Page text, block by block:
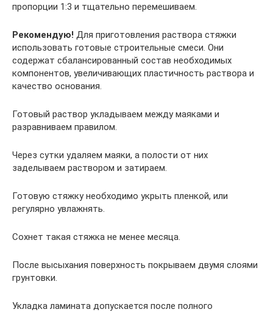
пропорции 1:3 и тщательно перемешиваем.
Рекомендую! Для приготовления раствора стяжки
использовать готовые строительные смеси. Они
содержат сбалансированный состав необходимых
компонентов, увеличивающих пластичность раствора и
качество основания.
Готовый раствор укладываем между маяками и
разравниваем правилом.
Через сутки удаляем маяки, а полости от них
заделываем раствором и затираем.
Готовую стяжку необходимо укрыть пленкой, или
регулярно увлажнять.
Сохнет такая стяжка не менее месяца.
После высыхания поверхность покрываем двумя слоями
грунтовки.
Укладка ламината допускается после полного